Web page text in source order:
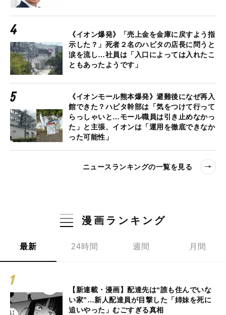
《イオン爆発》「売上金を金庫に戻すよう指
示した？」死者２名のハビタの店長に問うと
涙を流し…社員は「入口によっては入れたこ
ともあったようです」
《イオンモール熊本爆発》避難後になぜ再入
館できた？ハビタ幹部は「気をつけて行って
らっしゃいと…モール職員は引き止めなかっ
た」と主張、イオンは「運用を徹底できなか
った可能性」
ニュースランキングの一覧を見る
漫画ランキング
最新 24時間 週間 月間
【新連載・漫画】配達先は“誰も住んでいな
い家”…新人配達員が目撃した「姉妹を死に
追いやった」むごすぎる真相